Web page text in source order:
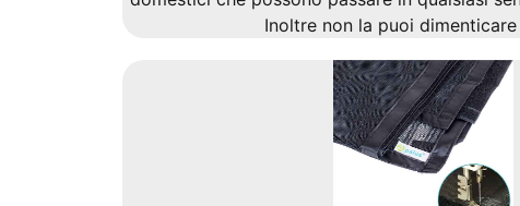
Inoltre non la puoi